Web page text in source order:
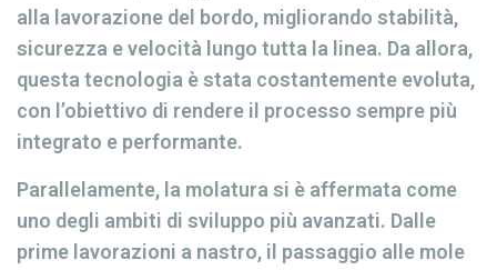
alla lavorazione del bordo, migliorando stabilità,
sicurezza e velocità lungo tutta la linea. Da allora,
questa tecnologia è stata costantemente evoluta,
con l’obiettivo di rendere il processo sempre più
integrato e performante.
Parallelamente, la molatura si è affermata come
uno degli ambiti di sviluppo più avanzati. Dalle
prime lavorazioni a nastro, il passaggio alle mole